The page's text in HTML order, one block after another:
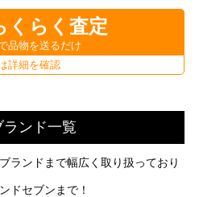
くらく査定
品物を送るだけ
詳細を確認
ランド一覧
ランドまで幅広く取り扱っており
ドセブンまで！